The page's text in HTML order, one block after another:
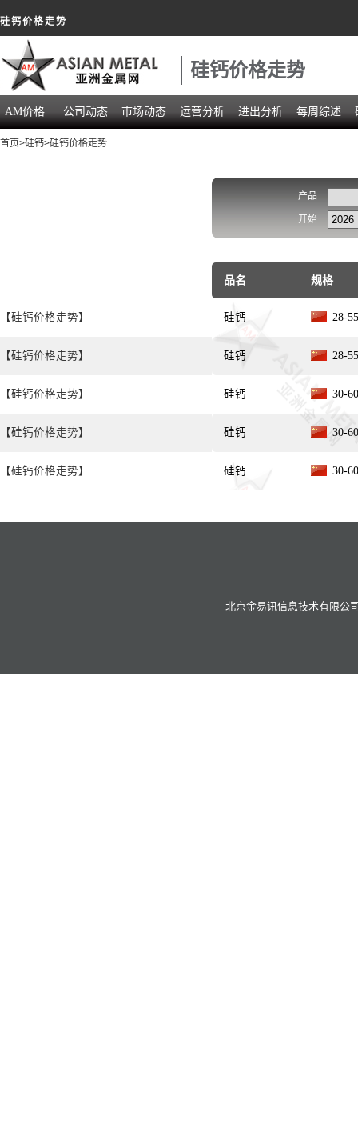
硅钙价格走势
硅钙价格走势
AM价格 公司动态 市场动态 运营分析 进出分析 每周综述
首页>硅钙>硅钙价格走势
【硅钙价格走势】
【硅钙价格走势】
【硅钙价格走势】
【硅钙价格走势】
【硅钙价格走势】
产品
开始
品名 规格
硅钙 28-
硅钙 28-
硅钙 30-
硅钙 30-
硅钙 30-
北京金易讯信息技术有限公